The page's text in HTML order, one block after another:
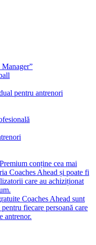
pentru antrenori
conține cea mai
Coaches Ahead și poate fi
care au achiziționat
Coaches Ahead sunt
fiecare persoană care
antrenor.